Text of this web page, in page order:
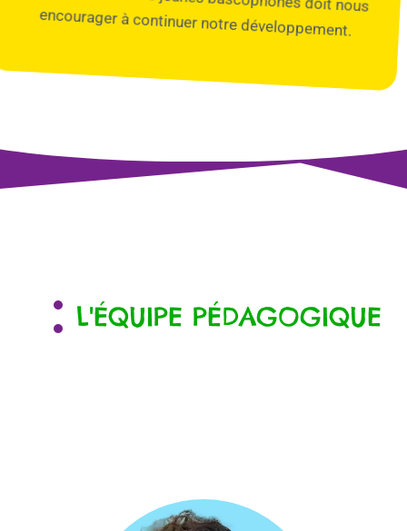
encourager à continuer notre développement.
L'ÉQUIPE PÉDAGOGIQUE